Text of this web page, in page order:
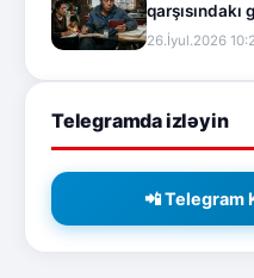
26.İyul.2026
Telegramda izləyin
📲 Telegram